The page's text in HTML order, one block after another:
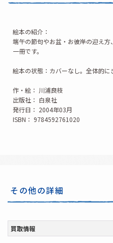
絵本の紹介：
端午の節句やお盆・お彼岸の迎え
一冊です。
絵本の状態：カバーなし。全体的に
作・絵： 川浦良枝
出版社： 白泉社
発行日： 2004年03月
ISBN： 9784592761020
その他の詳細
買取情報